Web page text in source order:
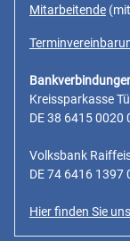
Mitarbeitende
Kreissparkasse
DE 38 6415 0020
Volksbank
DE 74 6416 1397
Hier finden Sie